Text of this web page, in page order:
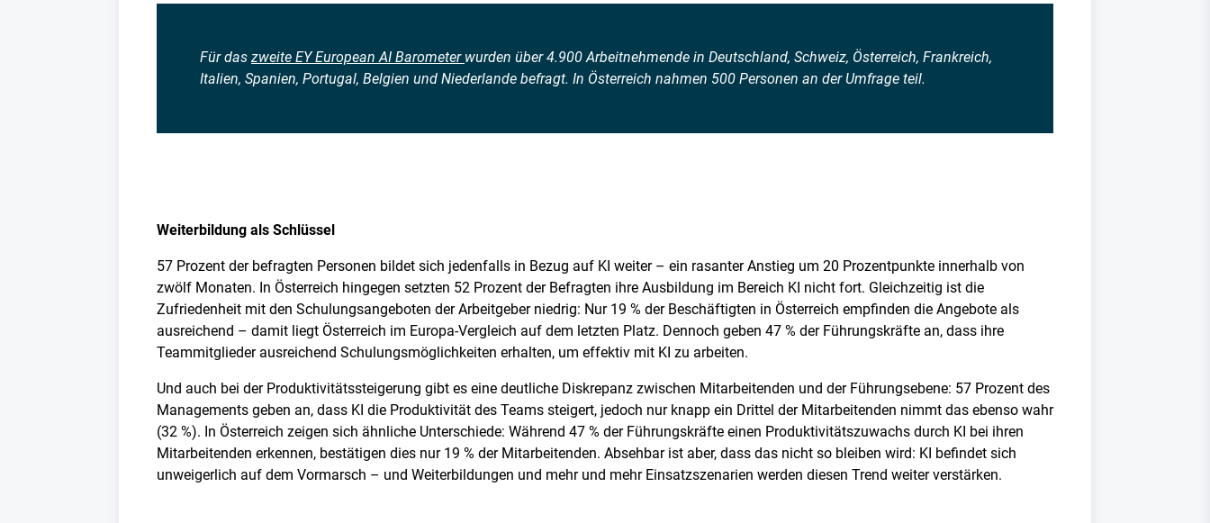
Für das zweite EY European AI Barometer wurden über 4.900 Arbeitnehmende in Deutschland, Schweiz, Österreich, Frankreich,
Italien, Spanien, Portugal, Belgien und Niederlande befragt. In Österreich nahmen 500 Personen an der Umfrage teil.
Weiterbildung als Schlüssel
57 Prozent der befragten Personen bildet sich jedenfalls in Bezug auf KI weiter – ein rasanter Anstieg um 20 Prozentpunkte innerhalb von
zwölf Monaten. In Österreich hingegen setzten 52 Prozent der Befragten ihre Ausbildung im Bereich KI nicht fort. Gleichzeitig ist die
Zufriedenheit mit den Schulungsangeboten der Arbeitgeber niedrig: Nur 19 % der Beschäftigten in Österreich empfinden die Angebote als
ausreichend – damit liegt Österreich im Europa-Vergleich auf dem letzten Platz. Dennoch geben 47 % der Führungskräfte an, dass ihre
Teammitglieder ausreichend Schulungsmöglichkeiten erhalten, um effektiv mit KI zu arbeiten.
Und auch bei der Produktivitätssteigerung gibt es eine deutliche Diskrepanz zwischen Mitarbeitenden und der Führungsebene: 57 Prozent des
Managements geben an, dass KI die Produktivität des Teams steigert, jedoch nur knapp ein Drittel der Mitarbeitenden nimmt das ebenso wahr
(32 %). In Österreich zeigen sich ähnliche Unterschiede: Während 47 % der Führungskräfte einen Produktivitätszuwachs durch KI bei ihren
Mitarbeitenden erkennen, bestätigen dies nur 19 % der Mitarbeitenden. Absehbar ist aber, dass das nicht so bleiben wird: KI befindet sich
unweigerlich auf dem Vormarsch – und Weiterbildungen und mehr und mehr Einsatzszenarien werden diesen Trend weiter verstärken.